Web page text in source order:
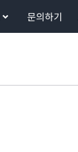
문의하기